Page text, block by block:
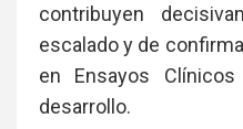
contribuyen
escalado y de
en Ensayos
desarrollo.